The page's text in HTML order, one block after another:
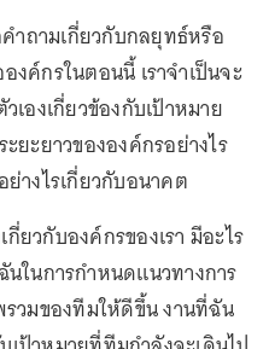
ำถามเกี่ยวกับกลยุทธ์หรือ
ค์กรในตอนนี้ เราจำเป็นจะ
เองเกี่ยวข้องกับเป้าหมาย
ยะยาวขององค์กรอย่างไร
างไรเกี่ยวกับอนาคต
กี่ยวกับองค์กรของเรา มีอะไร
ในการกำหนดแนวทางการ
วมของทีมให้ดีขึ้น งานที่ฉัน